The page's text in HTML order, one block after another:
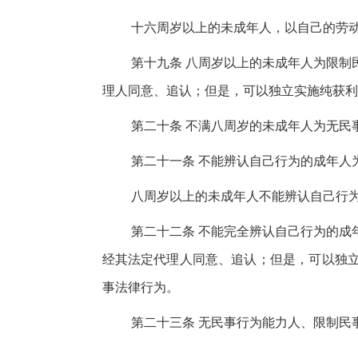
十六周岁以上的未成年人，以自己的劳
第十九条 八周岁以上的未成年人为限
理人同意、追认；但是，可以独立实施纯获
第二十条 不满八周岁的未成年人为无
第二十一条 不能辨认自己行为的成年
八周岁以上的未成年人不能辨认自己行
第二十二条 不能完全辨认自己行为的
经其法定代理人同意、追认；但是，可以独
事法律行为。
第二十三条 无民事行为能力人、限制